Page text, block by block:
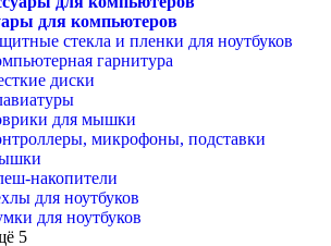
для компьютеров
стекла и пленки для ноутбуков
гарнитура
диски
для мышки
микрофоны, подставки
накопители
для ноутбуков
для ноутбуков
5